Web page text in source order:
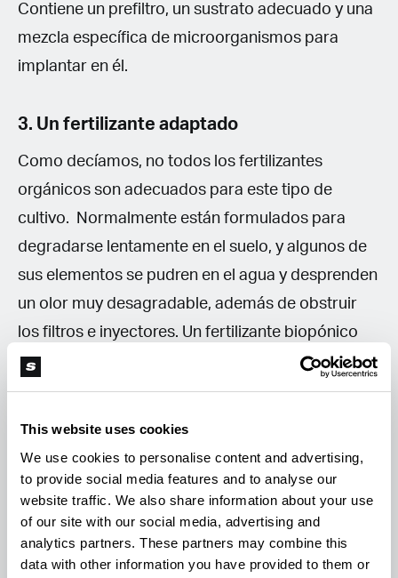
This website uses cookies
We use cookies to personalise content and advertising,
to provide social media features and to analyse our
website traffic. We also share information about your use
of our site with our social media, advertising and
analytics partners. These partners may combine this
data with other information you have provided to them or
Contiene un prefiltro, un sustrato adecuado y una
mezcla específica de microorganismos para
implantar en él.
3. Un fertilizante adaptado
Como decíamos, no todos los fertilizantes
orgánicos son adecuados para este tipo de
cultivo. Normalmente están formulados para
degradarse lentamente en el suelo, y algunos de
sus elementos se pudren en el agua y desprenden
un olor muy desagradable, además de obstruir
los filtros e inyectores. Un fertilizante biopónico
debe ser líquido o perfectamente soluble. No
debe contener partículas demasiado grandes, y
Gestión de cultivos en bioponía
La gestión del cultivo biopónico requiere mucha